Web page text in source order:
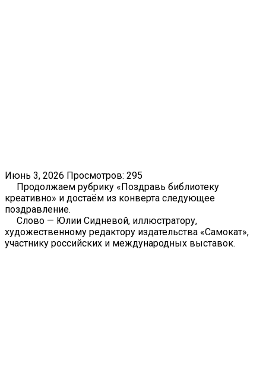
Июнь 3, 2026 Просмотров: 295
Продолжаем рубрику «Поздравь библиотеку
креативно» и достаём из конверта следующее
поздравление.
Слово — Юлии Сидневой, иллюстратору,
художественному редактору издательства «Самокат»,
участнику российских и международных выставок.